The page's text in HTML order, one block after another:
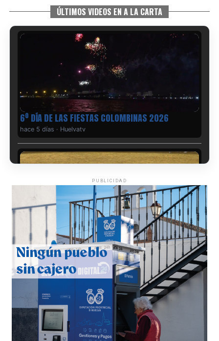
ÚLTIMOS VIDEOS EN A LA CARTA
6º DÍA DE LAS FIESTAS COLOMBINAS 2026
hace 5 días · Huelvatv
QUINTA CORRIDA DE LAS FIESTAS COLOMBINAS
2026
hace 6 días·Huelvatv
PUBLICIDAD